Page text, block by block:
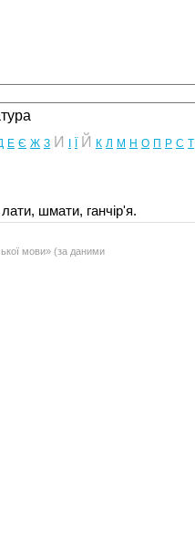
Е Є Ж З И Й К Л М Н О П Р С Т
шмати, ганчір'я.
мови» (за даними